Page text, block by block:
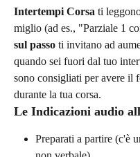
Intertempi Corsa ti
miglio (ad es., "Parziale 1
sul passo ti invitano ad
quando sei fuori dal tuo
sono consigliati per avere il
durante la tua corsa.
Le Indicazioni audio
Preparati a partire (c'è